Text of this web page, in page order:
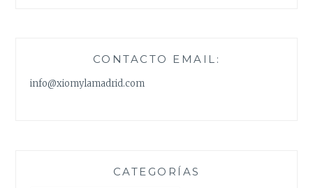
CONTACTO EMAIL:
info@xiomylamadrid.com
CATEGORÍAS